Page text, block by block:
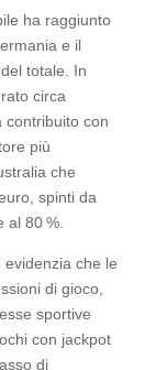
ha raggiunto
e il
totale. In
circa
contribuito con
più
che
spinti da
80 %.
che le
di gioco,
sportive
con jackpot
di